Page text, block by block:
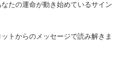
たの運命が動き始めているサイン
トからのメッセージで読み解きま